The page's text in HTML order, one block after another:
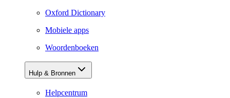
Oxford Dictionary
Mobiele apps
Woordenboeken
Hulp & Bronnen
Helpcentrum